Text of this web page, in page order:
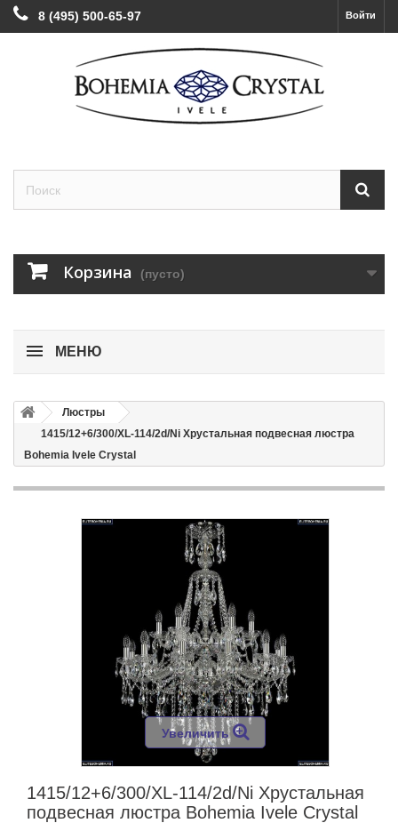
Войти
8 (495) 500-65-97
Корзина (пусто)
МЕНЮ
Люстры
1415/12+6/300/XL-114/2d/Ni Хрустальная подвесная люстра
Bohemia Ivele Crystal
Увеличить
1415/12+6/300/XL-114/2d/Ni Хрустальная
подвесная люстра Bohemia Ivele Crystal